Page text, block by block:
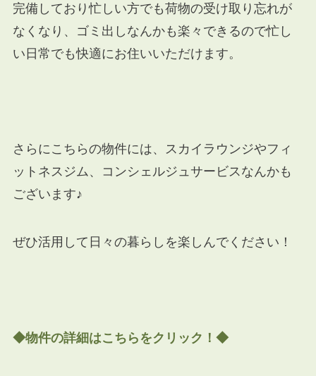
完備しており忙しい方でも荷物の受け取り忘れが
なくなり、ゴミ出しなんかも楽々できるので忙し
い日常でも快適にお住いいただけます。
さらにこちらの物件には、スカイラウンジやフィ
ットネスジム、コンシェルジュサービスなんかも
ございます♪
ぜひ活用して日々の暮らしを楽しんでください！
◆物件の詳細はこちらをクリック！◆